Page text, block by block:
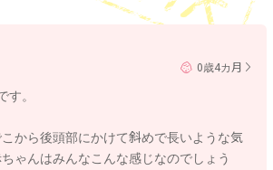
0歳4カ月
す。
から後頭部にかけて斜めで長いような気
ゃんはみんなこんな感じなのでしょう